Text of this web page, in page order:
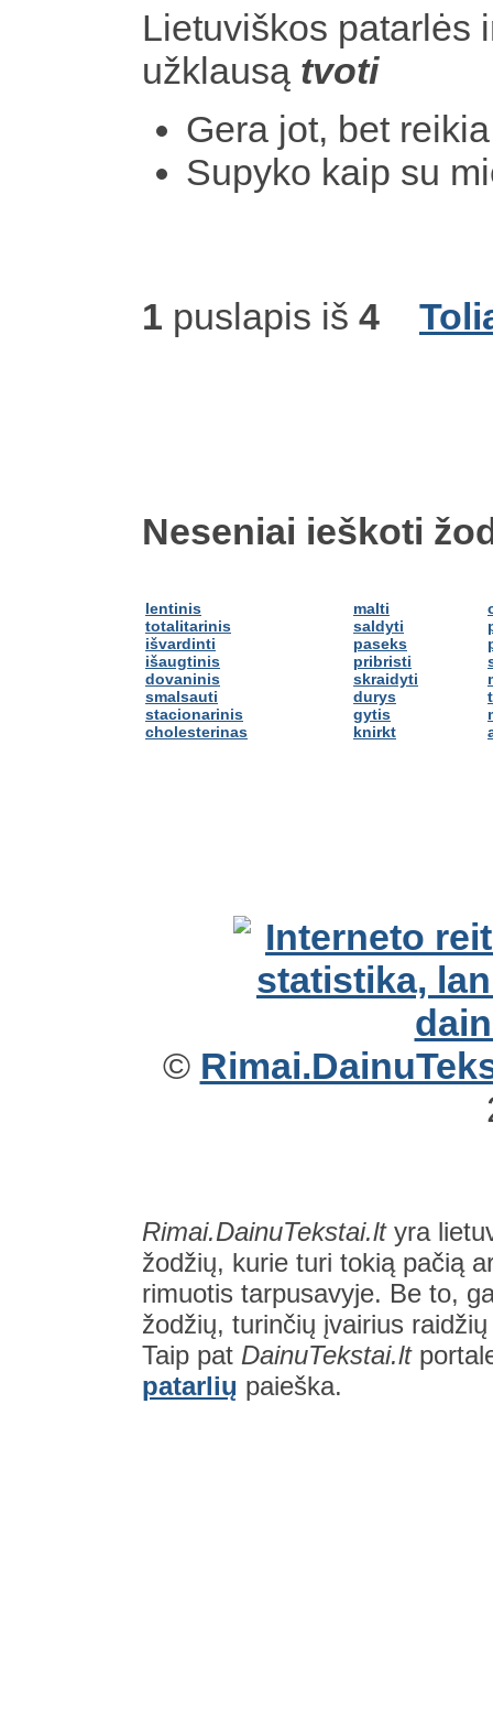
Lietuviškos patarlės
užklausą tvoti
Gera jot, bet
Supyko kaip su
1 puslapis iš 4
Neseniai ieškoti
lentinis
totalitarinis
išvardinti
išaugtinis
dovaninis
smalsauti
stacionarinis
cholesterinas
malti
saldyti
paseks
pribristi
skraidyti
durys
gytis
knirkt
©
Rimai.DainuTekstai.ltyra
žodžių, kurie turi tokią pačią
rimuotis tarpusavyje. Be to,
žodžių, turinčių įvairius
Taip pat DainuTekstai.lt
patarlių paieška.